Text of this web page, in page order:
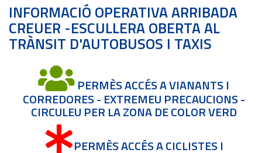
INFORMACIÓ OPERATIVA ARRIBADA
CREUER -ESCULLERA OBERTA AL
TRÀNSIT D'AUTOBUSOS I TAXIS
PERMÈS ACCÉS A VIANANTS I
CORREDORES - EXTREMEU PRECAUCIONS -
CIRCULEU PER LA ZONA DE COLOR VERD
PERMÈS ACCÉS A CICLISTES I